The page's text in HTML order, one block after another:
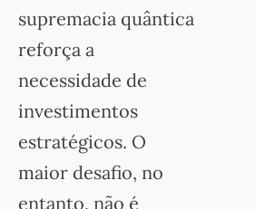
supremacia quântica
reforça a
necessidade de
investimentos
estratégicos. O
maior desafio, no
entanto, não é